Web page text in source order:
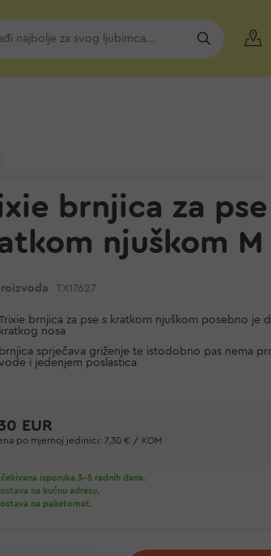
brnjica za pse
njuškom M
TX17627
brnjica za pse s kratkom njuškom posebno je
kratkog nosa
brnjica sprječava griženje te istodobno pas nema
i jedenjem poslastica
EUR
po mjernoj jedinici: 7,30 € / KOM
isporuka 3-5 radnih dana.
na kućnu adresu.
na paketomat.